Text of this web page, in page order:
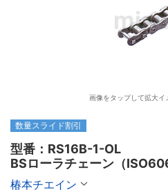
画像をタップして拡大イ
数量スライド割引
型番：RS16B-1-OL
BSローラチェーン（
【新型番、型番でリンク数
椿本チエイン